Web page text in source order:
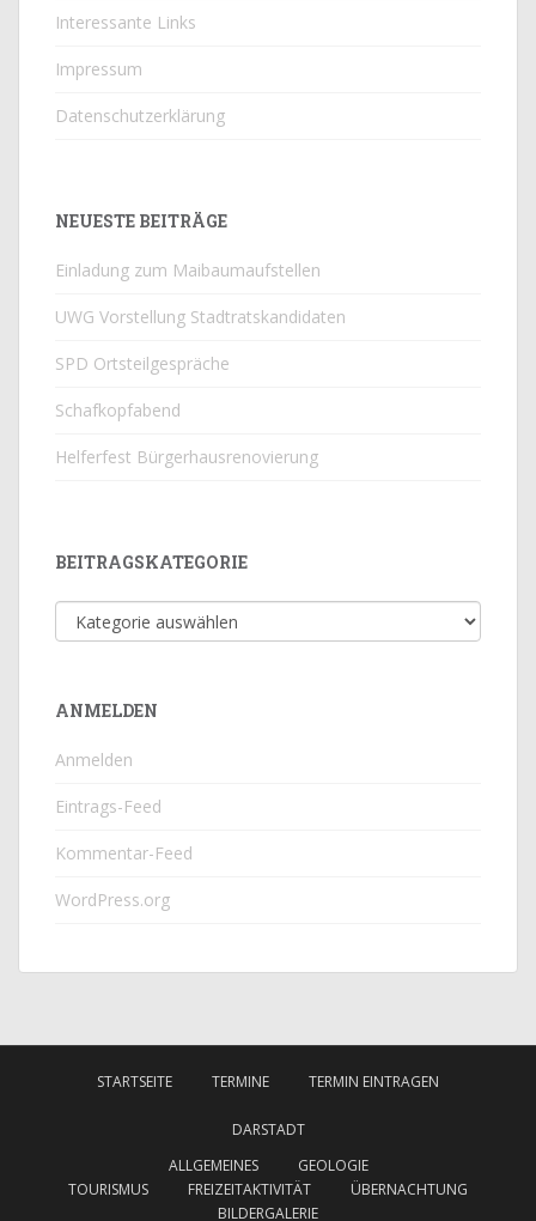
Interessante Links
Impressum
Datenschutzerklärung
NEUESTE BEITRÄGE
Einladung zum Maibaumaufstellen
UWG Vorstellung Stadtratskandidaten
SPD Ortsteilgespräche
Schafkopfabend
Helferfest Bürgerhausrenovierung
BEITRAGSKATEGORIE
Beitragskategorie
ANMELDEN
Anmelden
Eintrags-Feed
Kommentar-Feed
WordPress.org
STARTSEITE TERMINE TERMIN EINTRAGEN
DARSTADT
ALLGEMEINES
GEOLOGIE
TOURISMUS
FREIZEITAKTIVITÄT
ÜBERNACHTUNG
BILDERGALERIE